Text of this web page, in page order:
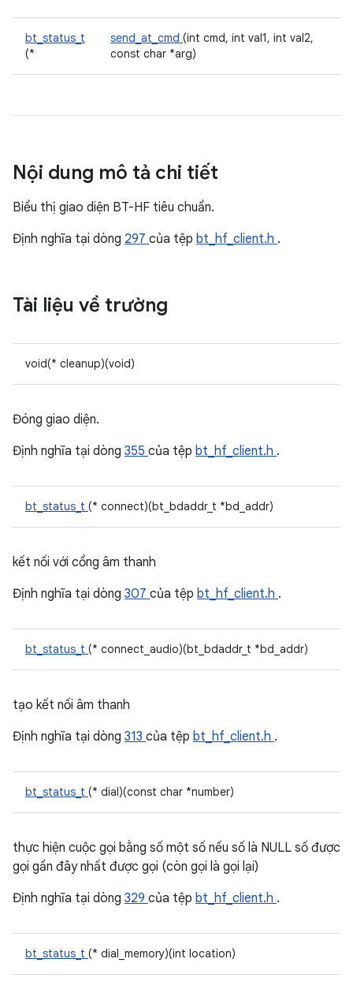
bt_status_t
(*
send_at_cmd (int cmd, int val1, int val2,
const char *arg)
Nội dung mô tả chi tiết
Biểu thị giao diện BT-HF tiêu chuẩn.
Định nghĩa tại dòng 297 của tệp bt_hf_client.h .
Tài liệu về trường
void(* cleanup)(void)
Đóng giao diện.
Định nghĩa tại dòng 355 của tệp bt_hf_client.h .
bt_status_t (* connect)(bt_bdaddr_t *bd_addr)
kết nối với cổng âm thanh
Định nghĩa tại dòng 307 của tệp bt_hf_client.h .
bt_status_t (* connect_audio)(bt_bdaddr_t *bd_addr)
tạo kết nối âm thanh
Định nghĩa tại dòng 313 của tệp bt_hf_client.h .
bt_status_t (* dial)(const char *number)
thực hiện cuộc gọi bằng số một số nếu số là NULL số được
gọi gần đây nhất được gọi (còn gọi là gọi lại)
Định nghĩa tại dòng 329 của tệp bt_hf_client.h .
bt_status_t (* dial_memory)(int location)